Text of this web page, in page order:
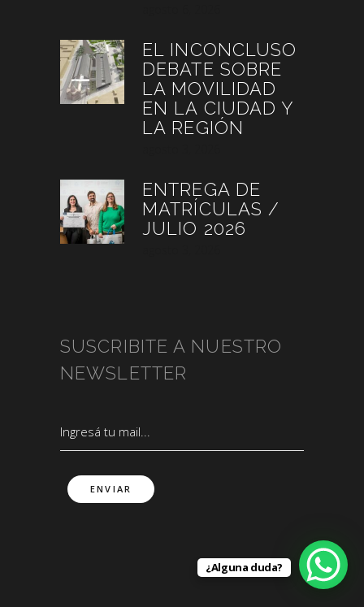
EL INCONCLUSO
DEBATE SOBRE
LA MOVILIDAD
EN LA CIUDAD Y
LA REGIÓN
ENTREGA DE
MATRÍCULAS /
JULIO 2026
SUSCRIBITE A NUESTRO
NEWSLETTER
¿Alguna duda?